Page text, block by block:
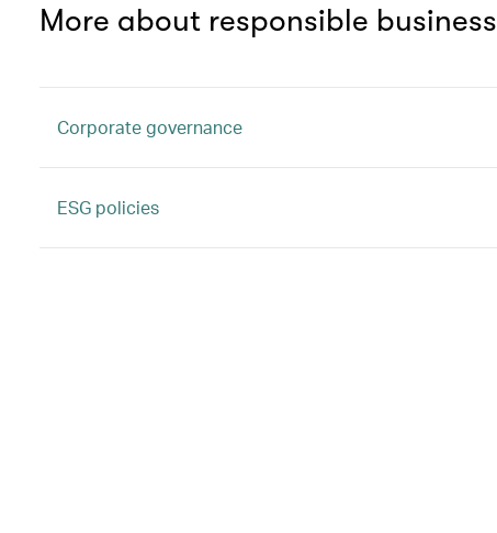
More about responsible business
Corporate governance
ESG policies